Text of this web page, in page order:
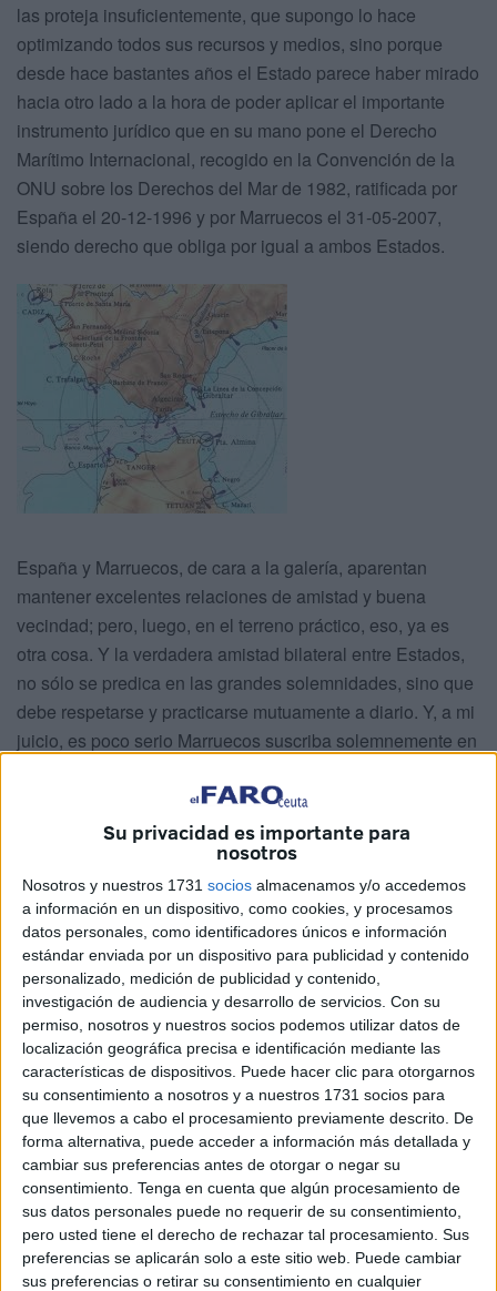
Su privacidad es importante para
nosotros
Nosotros y nuestros 1731 socios almacenamos y/o accedemos
a información en un dispositivo, como cookies, y procesamos
datos personales, como identificadores únicos e información
estándar enviada por un dispositivo para publicidad y contenido
personalizado, medición de publicidad y contenido,
investigación de audiencia y desarrollo de servicios. Con su
permiso, nosotros y nuestros socios podemos utilizar datos de
localización geográfica precisa e identificación mediante las
características de dispositivos. Puede hacer clic para otorgarnos
su consentimiento a nosotros y a nuestros 1731 socios para
que llevemos a cabo el procesamiento previamente descrito. De
forma alternativa, puede acceder a información más detallada y
cambiar sus preferencias antes de otorgar o negar su
consentimiento. Tenga en cuenta que algún procesamiento de
sus datos personales puede no requerir de su consentimiento,
pero usted tiene el derecho de rechazar tal procesamiento. Sus
preferencias se aplicarán solo a este sitio web. Puede cambiar
sus preferencias o retirar su consentimiento en cualquier
las proteja insuficientemente, que supongo lo hace
optimizando todos sus recursos y medios, sino porque
desde hace bastantes años el Estado parece haber mirado
hacia otro lado a la hora de poder aplicar el importante
instrumento jurídico que en su mano pone el Derecho
Marítimo Internacional, recogido en la Convención de la
ONU sobre los Derechos del Mar de 1982, ratificada por
España el 20-12-1996 y por Marruecos el 31-05-2007,
siendo derecho que obliga por igual a ambos Estados.
España y Marruecos, de cara a la galería, aparentan
mantener excelentes relaciones de amistad y buena
vecindad; pero, luego, en el terreno práctico, eso, ya es
otra cosa. Y la verdadera amistad bilateral entre Estados,
no sólo se predica en las grandes solemnidades, sino que
debe respetarse y practicarse mutuamente a diario. Y, a mi
juicio, es poco serio Marruecos suscriba solemnemente en
en Rabat el 2-02-2023, lo siguiente: "Marruecos y España
expresan su compromiso de perpetuar las relaciones de
excelencia que siempre les han unido y que reafirman su
deseo de enriquecerlas permanentemente e inscriben su
cooperación en el marco del Tratado de Amistad, Buena
Vecindad y Cooperación, y del diálogo político reforzado,
basado en los principios de transparencia, diálogo
permanente, respeto mutuo y cumplimiento de los
compromisos y acuerdos suscritos por ambas partes, y en
la que los temas de interés común se abordan con un
espíritu de confianza, lejos de acciones unilaterales o
hechos consumados".
De esa falta de seriedad marroquí creo que son buena
prueba varios hechos: Uno, que la Aduana comercial
marroquí del Tarajal en Ceuta lleva ya cerrada
unilateralmente por Marruecos cuatro años, sin haberse
abierto todavía al tráfico normal de mercancías, salvo un